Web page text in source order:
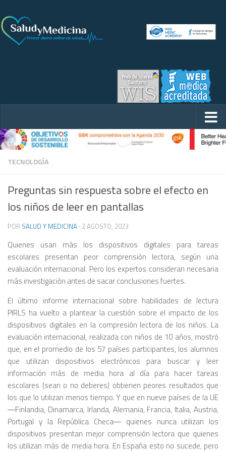
TECNOLOGÍA
Preguntas sin respuesta sobre el efecto en
los niños de leer en pantallas
POR SALUD Y MEDICINA · 2 AGOSTO, 2023
Quienes usan más los dispositivos digitales para tareas
escolares presentan peor comprensión lectora, según una
evaluación internacional. Pero los expertos consideran necesaria
más investigación antes de sacar conclusiones fuertes.
El último informe internacional sobre habilidades de lectura
PIRLS ha vuelto a plantear la cuestión sobre el impacto de los
dispositivos digitales en la compresión lectora de los niños. La
evaluación internacional, realizada con niños de 10 años, mostró
que, en el promedio de los 57 países participantes, los alumnos
que utilizan dispositivos electrónicos para buscar y leer
información más de media hora al día para hacer tareas
escolares (sean o no deberes) obtienen peores resultados que
los que lo utilizan menos tiempo. Y que en nueve países de la UE
―Finlandia, Dinamarca, Irlanda, Alemania, Francia, Italia, Austria,
Portugal y la República Checa― quienes nunca utilizan los
dispositivos presentan mejor comprensión lectora que quienes
los utilizan más de media hora. En España esto no sucede, pero